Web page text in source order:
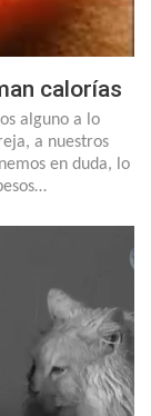
calorías
alguno a lo
a nuestros
en duda, lo